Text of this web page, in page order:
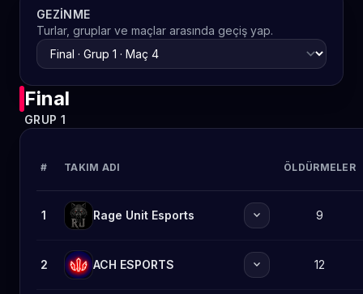
GEZINME
Turlar, gruplar ve maçlar arasında geçiş yap.
Final
GRUP 1
# TAKIM ADI ÖLDÜRMELER
1 Rage Unit Esports expand_more 9
2 ACH ESPORTS expand_more 12